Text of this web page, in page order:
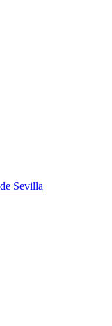
Sevilla